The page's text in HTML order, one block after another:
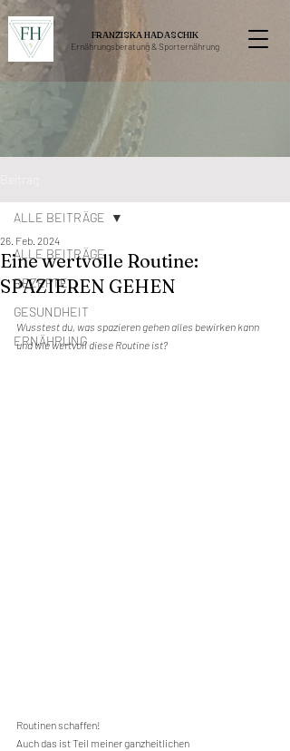
FRANZISKA HADASCHIK
Ernährungsberatung &Sporternährung
ALLE BEITRÄGE
REZEPTE
GESUNDHEIT
ERNÄHRUNG
ALLE BEITRÄGE
Eine wertvolle Routine:
SPAZIEREN GEHEN
26. Feb. 2024
Wusstest du, was spazieren gehen alles bewirken kann
und wie wertvoll diese Routine ist?
Routinen schaffen!
Auch das ist Teil meiner ganzheitlichen